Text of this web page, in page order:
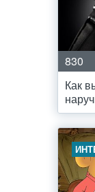
830
Как